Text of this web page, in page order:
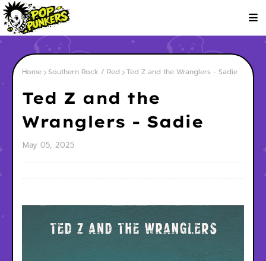
Home Southern Rock / Red Ted Z and the Wranglers - Sadie
Ted Z and the
Wranglers - Sadie
May 05, 2025